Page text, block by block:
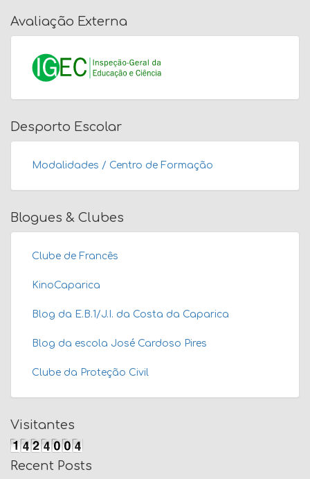
Avaliação Externa
Desporto Escolar
Modalidades / Centro de Formação
Blogues & Clubes
Clube de Francês
KinoCaparica
Blog da E.B.1/J.I. da Costa da Caparica
Blog da escola José Cardoso Pires
Clube da Proteção Civil
Visitantes
Recent Posts